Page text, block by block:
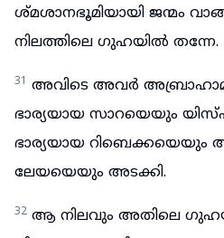
ശ്മശാനഭൂമിയായി ജന്മം
നിലത്തിലെ ഗുഹയിൽ തന്നേ.
31 അവിടെ അവർ
ഭാര്യയായ സാറയെയും
ഭാര്യയായ റിബെക്കയെയും
ലേയയെയും അടക്കി.
32 ആ നിലവും അതിലെ